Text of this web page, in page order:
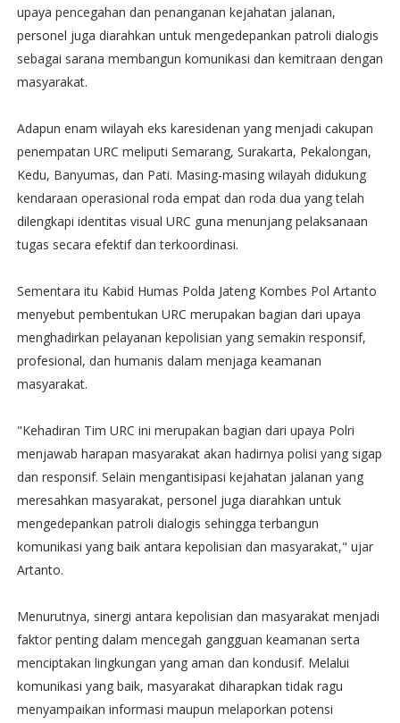
upaya pencegahan dan penanganan kejahatan jalanan,
personel juga diarahkan untuk mengedepankan patroli dialogis
sebagai sarana membangun komunikasi dan kemitraan dengan
masyarakat.
Adapun enam wilayah eks karesidenan yang menjadi cakupan
penempatan URC meliputi Semarang, Surakarta, Pekalongan,
Kedu, Banyumas, dan Pati. Masing-masing wilayah didukung
kendaraan operasional roda empat dan roda dua yang telah
dilengkapi identitas visual URC guna menunjang pelaksanaan
tugas secara efektif dan terkoordinasi.
Sementara itu Kabid Humas Polda Jateng Kombes Pol Artanto
menyebut pembentukan URC merupakan bagian dari upaya
menghadirkan pelayanan kepolisian yang semakin responsif,
profesional, dan humanis dalam menjaga keamanan
masyarakat.
"Kehadiran Tim URC ini merupakan bagian dari upaya Polri
menjawab harapan masyarakat akan hadirnya polisi yang sigap
dan responsif. Selain mengantisipasi kejahatan jalanan yang
meresahkan masyarakat, personel juga diarahkan untuk
mengedepankan patroli dialogis sehingga terbangun
komunikasi yang baik antara kepolisian dan masyarakat," ujar
Artanto.
Menurutnya, sinergi antara kepolisian dan masyarakat menjadi
faktor penting dalam mencegah gangguan keamanan serta
menciptakan lingkungan yang aman dan kondusif. Melalui
komunikasi yang baik, masyarakat diharapkan tidak ragu
menyampaikan informasi maupun melaporkan potensi